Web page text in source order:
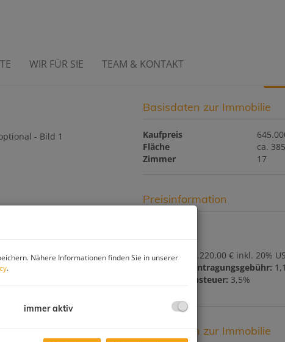
WIR FÜR SIE TEAM & KONTAKT
Wald
Basisdaten zur Immobilie
Kaufpreis
Fläche
ca.
Zimmer 17
Preisinformation
Provision:
23.220,00 € inkl. 20%
Grundbucheintragungsgebühr:
Grunderwerbsteuer: 3,5%
Basisdaten zur Immobilie
Nähere Informationen finden Sie in unserer
.
immer aktiv